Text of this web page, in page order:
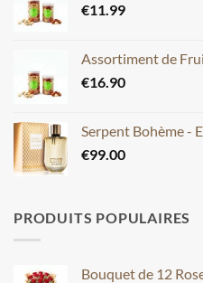
€11.99
Assortiment de
€16.90
Serpent Bohème -
€99.00
PRODUITS POPULAIRES
Bouquet de 12